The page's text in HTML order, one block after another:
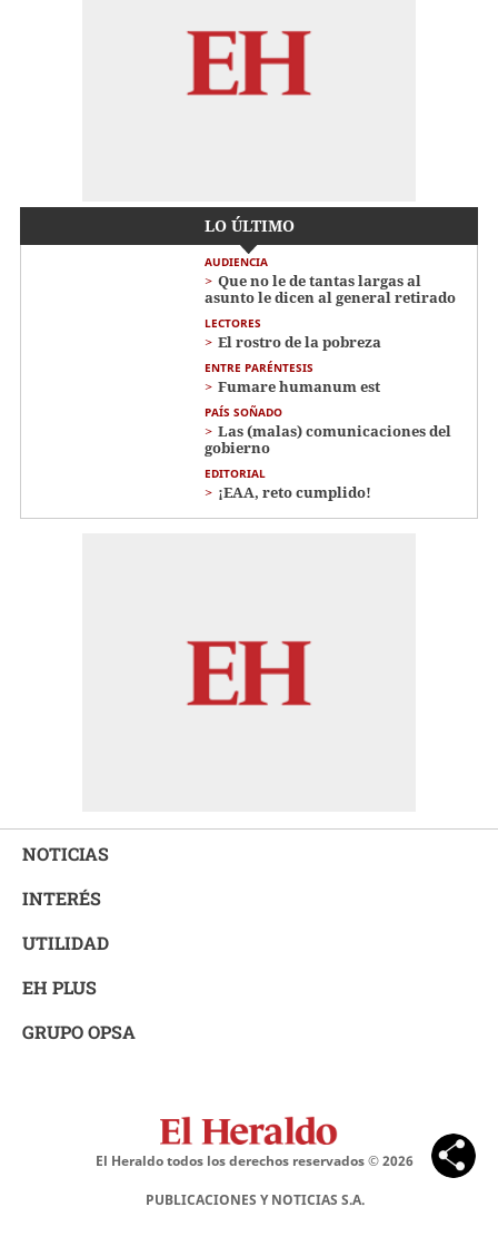
LO ÚLTIMO
AUDIENCIA
Que no le de tantas largas al
asunto le dicen al general retirado
LECTORES
El rostro de la pobreza
ENTRE PARÉNTESIS
Fumare humanum est
PAÍS SOÑADO
Las (malas) comunicaciones del
gobierno
EDITORIAL
¡EAA, reto cumplido!
NOTICIAS
INTERÉS
UTILIDAD
EH PLUS
GRUPO OPSA
El Heraldo todos los derechos reservados ©2026
PUBLICACIONES Y NOTICIAS S.A.